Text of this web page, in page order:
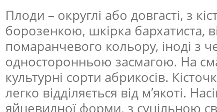
Плоди – округлі або довгасті, з
борозенкою, шкірка бархатиста,
помаранчевого кольору, іноді з
односторонньою засмагою. На
культурні сорти абрикосів.
легко відділяється від м’якоті.
яйцевидної форми, з суцільною